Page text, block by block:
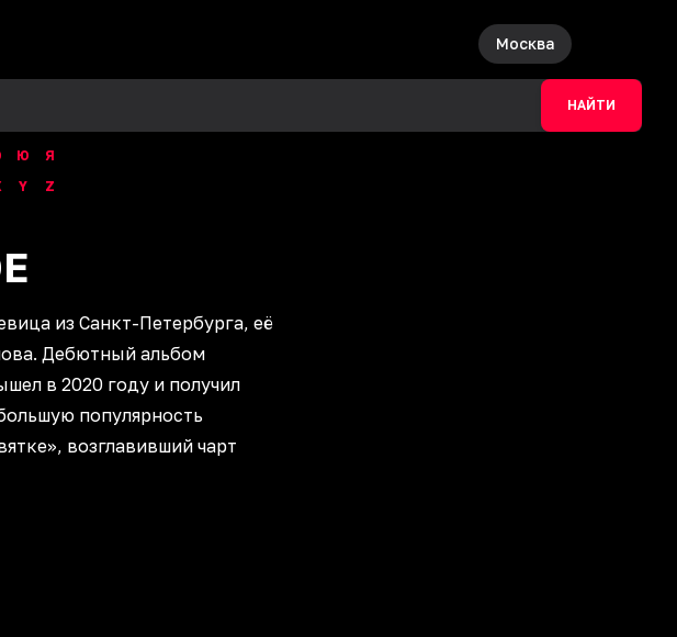
Москва
НАЙТИ
Ю
Я
Y Z
из Санкт-Петербурга, её
Дебютный альбом
в 2020 году и получил
популярность
возглавивший чарт